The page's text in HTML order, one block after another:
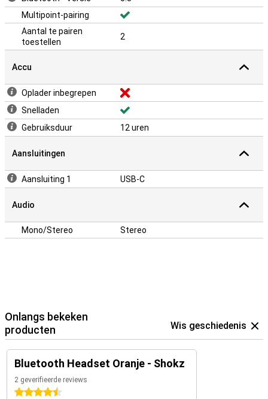
Multipoint-pairing
Aantal te pairen
toestellen
2
Accu
Oplader inbegrepen
Snelladen
Gebruiksduur
12 uren
Aansluitingen
Aansluiting 1 USB-C
Audio
Mono/Stereo Stereo
Onlangs bekeken
producten
Wis geschiedenis
Bluetooth Headset Oranje - Shokz
2 geverifieerde reviews
4.5 sterren